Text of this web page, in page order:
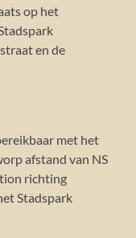
op het
en de
met het
afstand van NS
richting
Stadspark